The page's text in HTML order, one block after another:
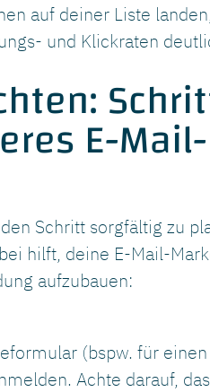
auf deiner Liste
und Klickraten
E-Mail-
Schritt sorgfältig zu
hilft, deine E-Mail-
aufzubauen:
(bspw. für
Achte darauf,